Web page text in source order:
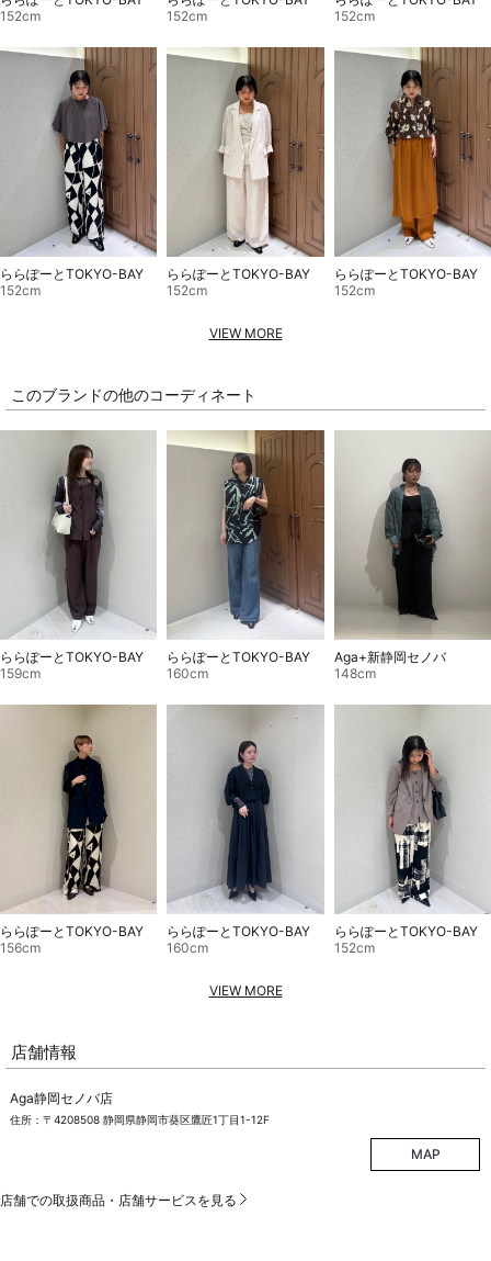
152cm
152cm
152cm
ららぽーとTOKYO-BAY
152cm
ららぽーとTOKYO-BAY
152cm
ららぽーとTOKYO-BAY
152cm
VIEW MORE
このブランドの他のコーディネート
ららぽーとTOKYO-BAY
159cm
ららぽーとTOKYO-BAY
160cm
Aga+新静岡セノバ
148cm
ららぽーとTOKYO-BAY
156cm
ららぽーとTOKYO-BAY
160cm
ららぽーとTOKYO-BAY
152cm
VIEW MORE
店舗情報
Aga静岡セノバ店
住所：〒4208508 静岡県静岡市葵区鷹匠1丁目1-12F
MAP
店舗での取扱商品・店舗サービスを見る